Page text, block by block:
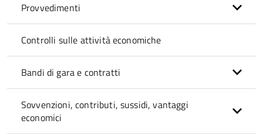
Provvedimenti
Controlli sulle attività economiche
Bandi di gara e contratti
Sovvenzioni, contributi, sussidi, vantaggi
economici